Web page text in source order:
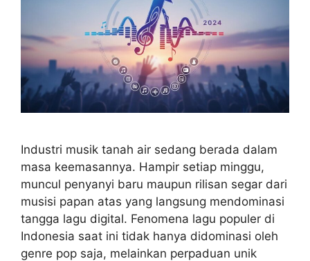
Industri musik tanah air sedang berada dalam
masa keemasannya. Hampir setiap minggu,
muncul penyanyi baru maupun rilisan segar dari
musisi papan atas yang langsung mendominasi
tangga lagu digital. Fenomena lagu populer di
Indonesia saat ini tidak hanya didominasi oleh
genre pop saja, melainkan perpaduan unik